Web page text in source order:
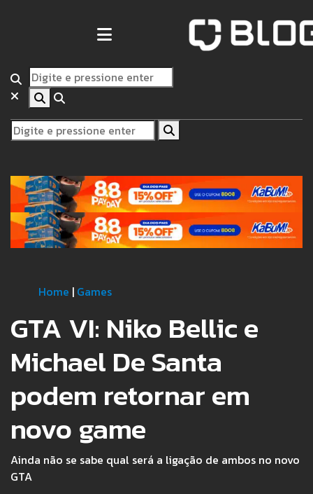
Home | Games
GTA VI: Niko Bellic e
Michael De Santa
podem retornar em
novo game
Ainda não se sabe qual será a ligação de ambos no novo
GTA